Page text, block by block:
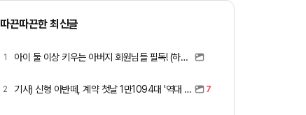
따끈따끈한 최신글
1 아이 둘 이상 키우는 아버지 회원님들 필독! (하이패스 할인)
2 기사) 신형 아반떼, 계약 첫날 1만1094대 '역대 최고' 7